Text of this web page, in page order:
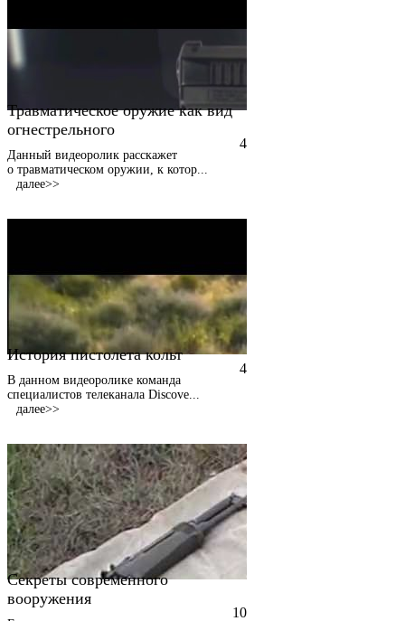
Травматическое оружие как вид
огнестрельного
4
Данный видеоролик расскажет
о травматическом оружии, к котор
далее>>
История пистолета кольт
4
В данном видеоролике команда
специалистов телеканала Discove
далее>>
Секреты современного
вооружения
10